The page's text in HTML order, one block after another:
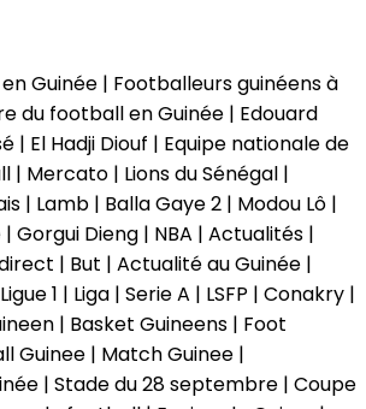
Guinée | Footballeurs guinéens à
du football en Guinée | Edouard
| El Hadji Diouf | Equipe nationale de
| Mercato | Lions du Sénégal |
| Lamb | Balla Gaye 2 | Modou Lô |
| Gorgui Dieng | NBA | Actualités |
| But | Actualité au Guinée |
1 | Liga | Serie A | LSFP | Conakry |
| Basket Guineens | Foot
Guinee | Match Guinee |
| Stade du 28 septembre | Coupe